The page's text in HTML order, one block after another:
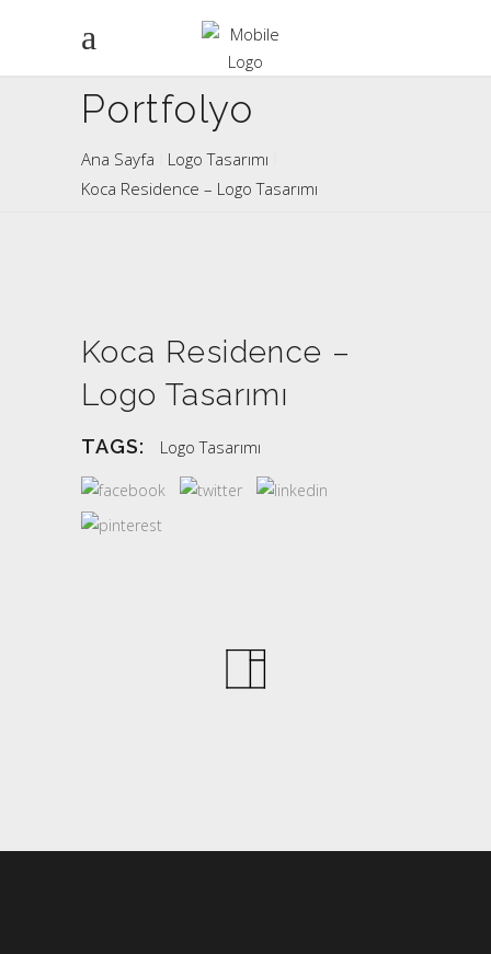
Portfolyo
Ana Sayfa
Logo Tasarımı
Koca Residence – Logo Tasarımı
Koca Residence –
Logo Tasarımı
TAGS: Logo Tasarımı